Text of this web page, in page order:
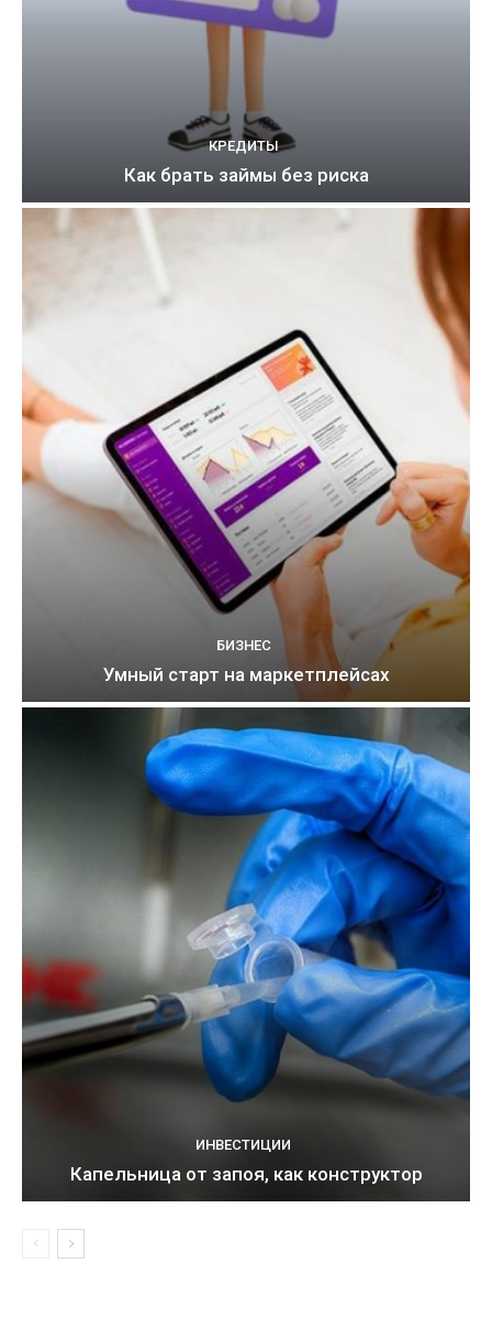
КРЕДИТЫ
Как брать займы без риска
БИЗНЕС
Умный старт на маркетплейсах
ИНВЕСТИЦИИ
Капельница от запоя, как конструктор